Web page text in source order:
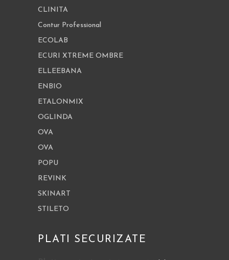
CLINITA
Contur Professional
ECOLAB
ECURI XTREME OMBRE
ELLEEBANA
ENBIO
ETALONMIX
OGLINDA
OVA
OVA
POPU
REVINK
SKINART
STILETO
PLATI SECURIZATE